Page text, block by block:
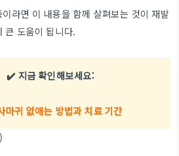
라면 이 내용을 함께 살펴보는 것이 재발
큰 도움이 됩니다.
✔️ 지금 확인해보세요:
마귀 없애는 방법과 치료 기간